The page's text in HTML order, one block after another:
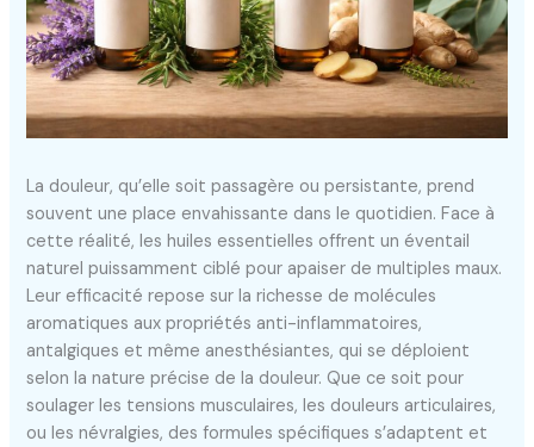
La douleur, qu’elle soit passagère ou persistante, prend
souvent une place envahissante dans le quotidien. Face à
cette réalité, les huiles essentielles offrent un éventail
naturel puissamment ciblé pour apaiser de multiples maux.
Leur efficacité repose sur la richesse de molécules
aromatiques aux propriétés anti-inflammatoires,
antalgiques et même anesthésiantes, qui se déploient
selon la nature précise de la douleur. Que ce soit pour
soulager les tensions musculaires, les douleurs articulaires,
ou les névralgies, des formules spécifiques s’adaptent et